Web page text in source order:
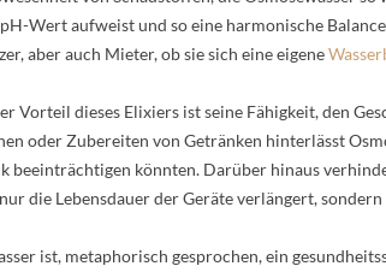
Wert aufweist und so eine harmonische
aber auch Mieter, ob sie sich eine eigene
Vorteil dieses Elixiers ist seine Fähigkeit, den
oder Zubereiten von Getränken hinterlässt
beeinträchtigen könnten. Darüber hinaus
die Lebensdauer der Geräte verlängert,
ist, metaphorisch gesprochen, ein